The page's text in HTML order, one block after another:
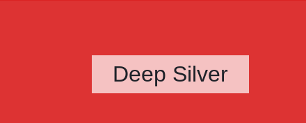
Deep Silver